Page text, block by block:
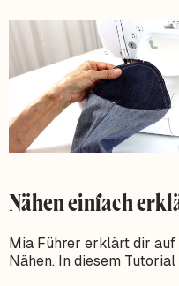
Nähen einfach
Mia Führer erklärt dir
Nähen. In diesem